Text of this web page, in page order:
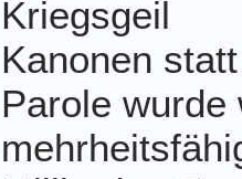
Kriegsgeil
Kanonen
Parole wurde